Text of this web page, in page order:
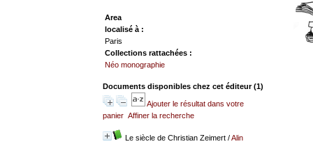
Area
localisé à :
Paris
Collections rattachées :
Néo monographie
Documents disponibles chez cet éditeur (1)
Ajouter le résultat dans votre
panier Affiner la recherche
Le siècle de Christian Zeimert/Alin